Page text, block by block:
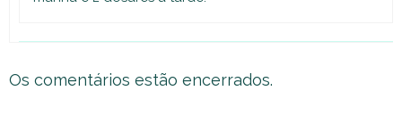
Os comentários estão encerrados.